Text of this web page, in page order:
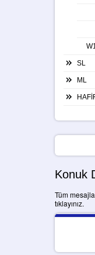
SL
ML
Konuk
Tüm
tıklayınız.